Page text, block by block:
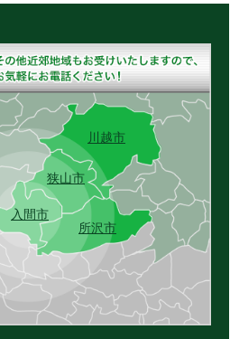
入間市
狭山市
所沢市
川越市